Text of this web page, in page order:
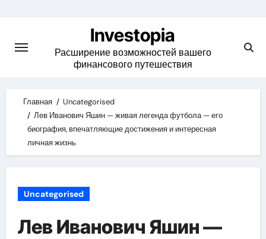
content
Investopia
Расширение возможностей вашего
финансового путешествия
Главная
Uncategorised
Лев Иванович Яшин — живая легенда футбола — его
биография, впечатляющие достижения и интересная
личная жизнь
Uncategorised
Лев Иванович Яшин —